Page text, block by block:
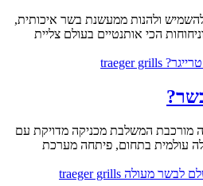
ולהנות ממעשנת בשר איכותית,
הכי אותנטיים בעולם צליית
מורכבת המשלבת מכניקה מדויקת עם
עולמית בתחום, פיתחה מערכת